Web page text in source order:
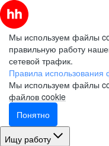
Мы используем файлы
правильную работу
сетевой трафик.
Правила использования
Мы используем файлы
файлов cookie
Понятно
Ищу работу